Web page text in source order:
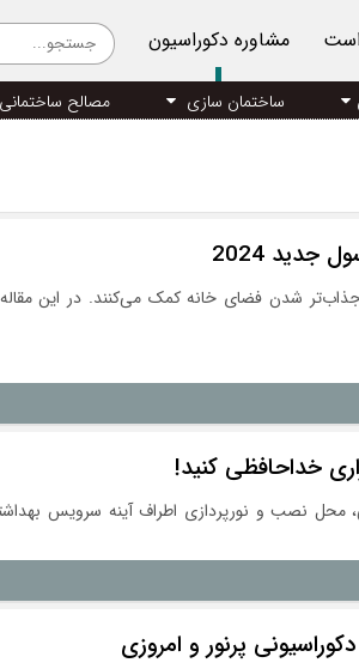
مشاوره دکوراسیون
ساختمان سازی مصالح
2024
شدن فضای خانه کمک می‌کنند. در این مقاله
خداحافظی کنید!
محل نصب و نورپردازی اطراف آینه سرویس
پرنور و امروزی